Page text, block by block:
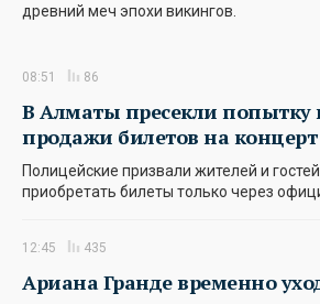
древний меч эпохи викингов.
08:51 86
В Алматы пресекли попытку
продажи билетов на концерт
Полицейские призвали жителей и
приобретать билеты только через
12:45 435
Ариана Гранде временно